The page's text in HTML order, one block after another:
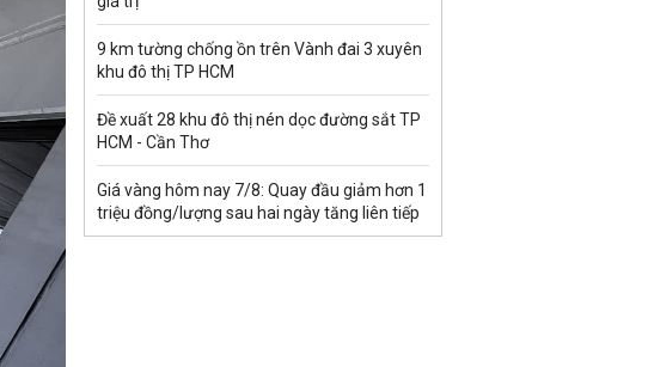
9 km tường chống ồn trên Vành đai 3 xuyên
khu đô thị TP HCM
Đề xuất 28 khu đô thị nén dọc đường sắt TP
HCM - Cần Thơ
Giá vàng hôm nay 7/8: Quay đầu giảm hơn 1
triệu đồng/lượng sau hai ngày tăng liên tiếp